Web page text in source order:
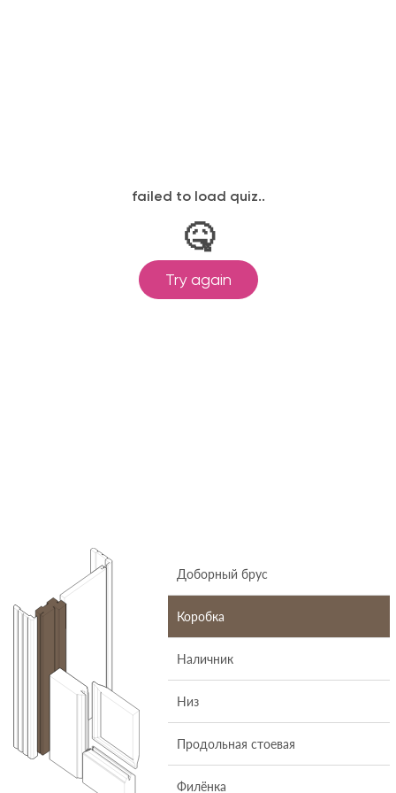
Доборный брус
Коробка
Наличник
Низ
Продольная стоевая
Филёнка